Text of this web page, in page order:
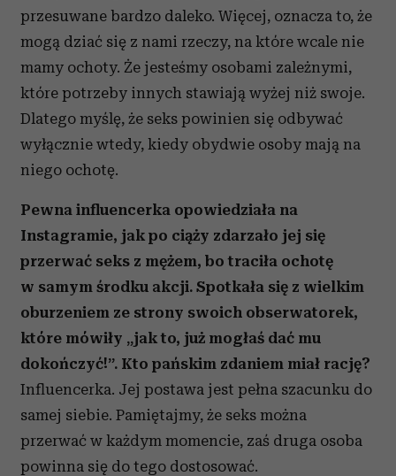
przesuwane bardzo daleko. Więcej, oznacza to, że
mogą dziać się z nami rzeczy, na które wcale nie
mamy ochoty. Że jesteśmy osobami zależnymi,
które potrzeby innych stawiają wyżej niż swoje.
Dlatego myślę, że seks powinien się odbywać
wyłącznie wtedy, kiedy obydwie osoby mają na
niego ochotę.
Pewna influencerka opowiedziała na
Instagramie, jak po ciąży zdarzało jej się
przerwać seks z mężem, bo traciła ochotę
w samym środku akcji. Spotkała się z wielkim
oburzeniem ze strony swoich obserwatorek,
które mówiły „jak to, już mogłaś dać mu
dokończyć!”. Kto pańskim zdaniem miał rację?
Influencerka. Jej postawa jest pełna szacunku do
samej siebie. Pamiętajmy, że seks można
przerwać w każdym momencie, zaś druga osoba
powinna się do tego dostosować.